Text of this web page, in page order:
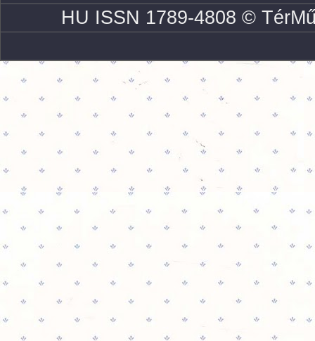
HU ISSN 1789-4808 ©